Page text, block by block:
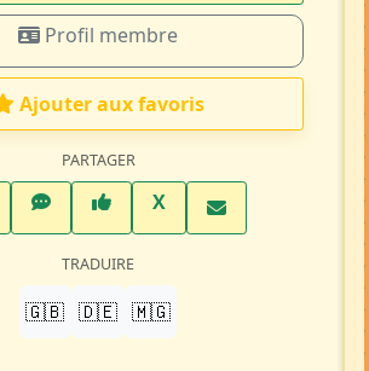
Profil membre
Ajouter aux favoris
PARTAGER
WhatsAppFacebook
XTwitter X
TRADUIRE
🇬🇧 🇩🇪 🇲🇬